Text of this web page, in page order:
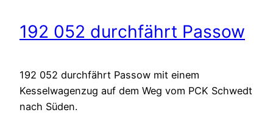
192 052 durchfährt Passow
192 052 durchfährt Passow mit einem
Kesselwagenzug auf dem Weg vom PCK Schwedt
nach Süden.